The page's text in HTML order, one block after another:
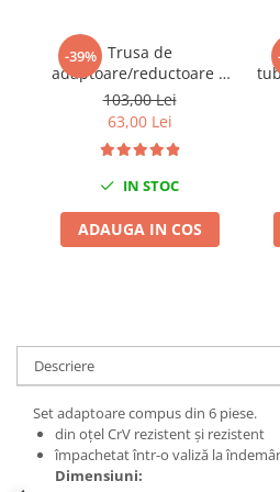
Ciocane Dalti si Dornuri
Gresoare
Reparat Filete
Scule Electrice
Aeroterme si Incalzitoare
Aparate de spalat cu presiune
Aspiratoare industriale
Lampi si Lanterne
Pistoale de lipit
Pistoale electrice de impact
Polizoare unghiulare
Rindele
Slefuitoare electrice
-39% Trusa de
adaptoare/reductoare 6
piese
103,00 Lei
63,00 Lei
IN STOC
ADAUGA IN COS
Descriere
Set adaptoare compus din 6 piese.
din oțel CrV rezistent și rezistent
împachetat într-o valiză la
Dimensiuni: